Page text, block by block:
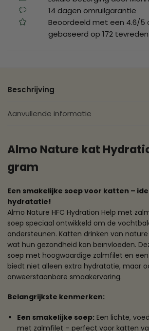
14 dagen omruilgarantie
Beoordeeld met een 4.6/5
gebaseerd op 172
Beschrijving
Aanvullende informatie
Almo Nature kat
gram
Een smakelijke soep voor katten –
hydratatie!
Almo Nature HFC Hydration Help met
soep speciaal ontwikkeld om de
ondersteunen. Katten drinken van
wat hun gezondheid kan beïnvloeden.
soep met hoogwaardige zalmfilet en een
biedt niet alleen extra hydratatie, maar
onweerstaanbare smaakervaring.
Belangrijkste kenmerken:
Een smakelijke soep: Een lichte,
met zalmfilet – perfect voor katten